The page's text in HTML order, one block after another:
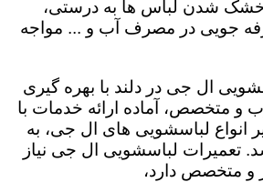
خشک شدن لباس ها به درستی،
جویی در مصرف آب و ... مواجه
ال جی در دلند با بهره گیری
و متخصص، آماده ارائه خدمات با
انواع لباسشویی های ال جی، به
تعمیرات لباسشویی ال جی نیاز
و متخصص دارد،